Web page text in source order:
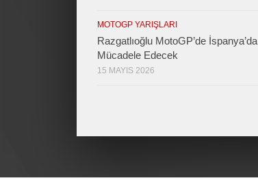
MOTOGP YARIŞLARI
Razgatlıoğlu MotoGP’de İspanya’da
Mücadele Edecek
15 MAYIS 2026